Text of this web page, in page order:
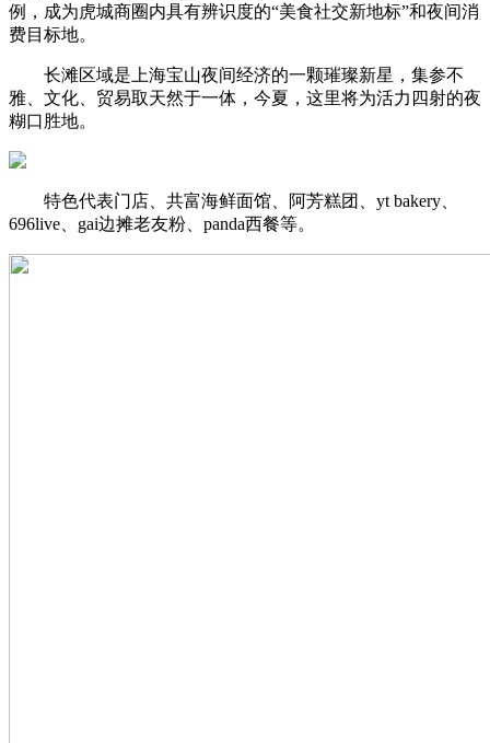
例，成为虎城商圈内具有辨识度的“美食社交新地标”和夜间消
费目标地。
长滩区域是上海宝山夜间经济的一颗璀璨新星，集参不
雅、文化、贸易取天然于一体，今夏，这里将为活力四射的夜
糊口胜地。
特色代表门店、共富海鲜面馆、阿芳糕团、yt bakery、
696live、gai边摊老友粉、panda西餐等。